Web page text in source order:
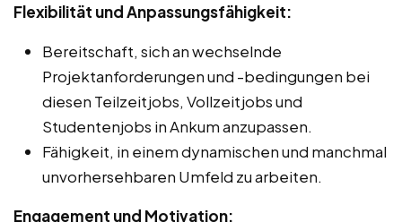
Flexibilität und Anpassungsfähigkeit:
Bereitschaft, sich an wechselnde
Projektanforderungen und -bedingungen bei
diesen Teilzeitjobs, Vollzeitjobs und
Studentenjobs in Ankum anzupassen.
Fähigkeit, in einem dynamischen und manchmal
unvorhersehbaren Umfeld zu arbeiten.
Engagement und Motivation: